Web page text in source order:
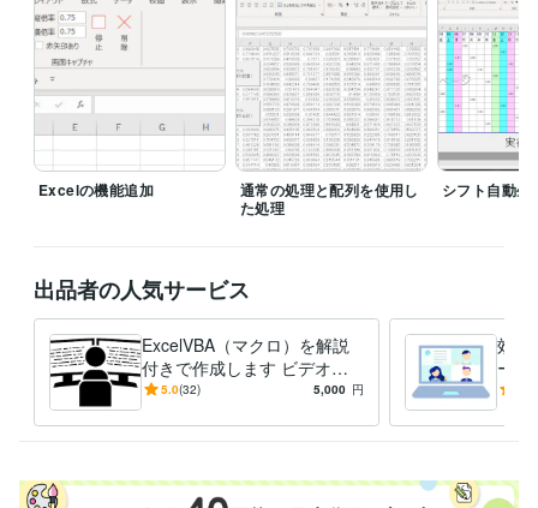
Excelの機能追加
通常の処理と配列を使用し
た処理
シフト自動生
出品者の人気サービス
ExcelVBA（マクロ）を解説
付きで作成します ビデオチ
ャットでのじっくり解説
5.0(32) 5,000 円
効率
ール
有を